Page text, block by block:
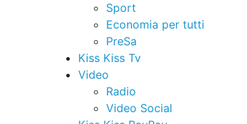
Sport
Economia per tutti
PreSa
Kiss Kiss Tv
Video
Radio
Video Social